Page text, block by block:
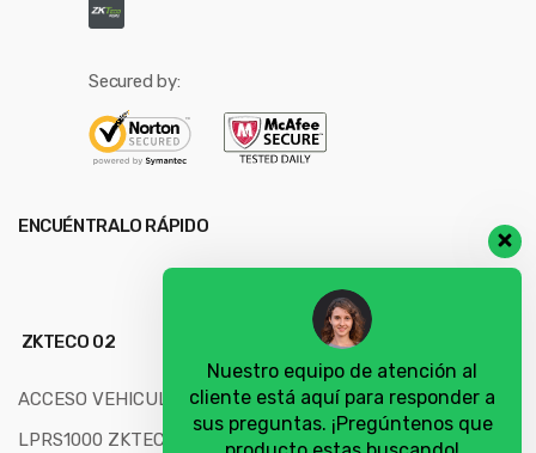
Secured by:
ENCUÉNTRALO RÁPIDO
ZKTECO 02
ACCESO VEHICULAR
LPRS1000 ZKTECO
Nuestro equipo de atención al
cliente está aquí para responder a
sus preguntas. ¡Pregúntenos que